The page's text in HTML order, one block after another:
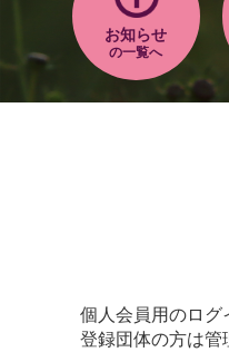
お知らせ
の一覧へ
個人会員用のログ
登録団体の方は管